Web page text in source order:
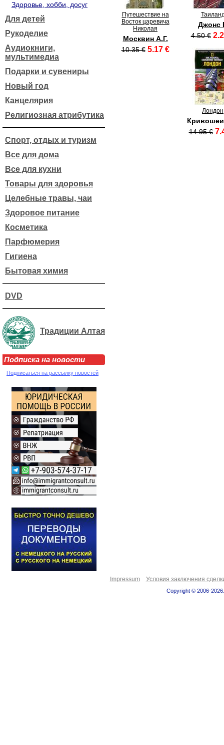
Здоровье, хобби, досуг
Для детей
Рукоделие
Аудиокниги,
мультимедиа
Подарки и сувениры
Новый год
Канцелярия
Религиозная атрибутика
Спорт, отдых и туризм
Все для дома
Все для кухни
Товары для здоровья
Целебные травы, чаи
Здоровое питание
Косметика
Парфюмерия
Гигиена
Бытовая химия
DVD
Традиции Алтая
Подписка на новости
Подписаться на рассылку новостей
Путешествие на
Восток царевича
Николая
Москвин А.Г.
10.35 € 5.17 €
Джонс
4.50 €
Лондон
14.95 €
Impressum Условия заключения
Copyright © 2006-